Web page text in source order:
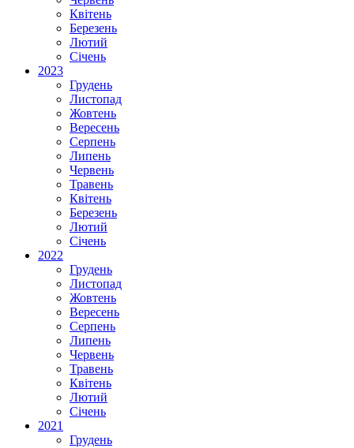
Квітень
Березень
Лютий
Січень
2023
Грудень
Листопад
Жовтень
Вересень
Серпень
Липень
Червень
Травень
Квітень
Березень
Лютий
Січень
2022
Грудень
Листопад
Жовтень
Вересень
Серпень
Липень
Червень
Травень
Квітень
Лютий
Січень
2021
Грудень